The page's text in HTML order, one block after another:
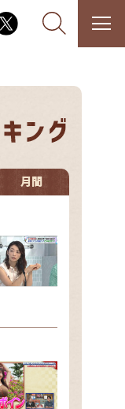
・・
エティ！
真剣です
井アナ
news お
月間